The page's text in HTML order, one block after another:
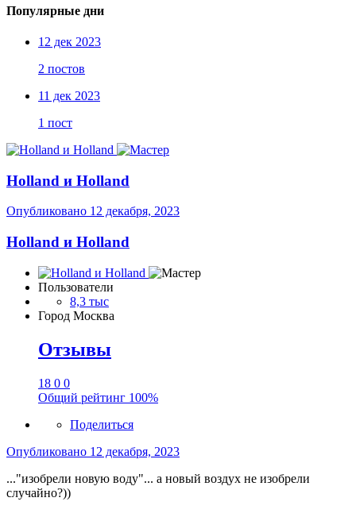
Популярные дни
12 дек 2023
2 постов
11 дек 2023
1 пост
Holland и Holland
Опубликовано 12 декабря, 2023
Holland и Holland
Пользователи
8,3 тыс
Город Москва
Отзывы
18 0 0
Общий рейтинг 100%
Поделиться
Опубликовано 12 декабря, 2023
..."изобрели новую воду"... а новый воздух не изобрели
случайно?))